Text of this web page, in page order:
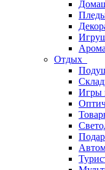
Отдых
Игры